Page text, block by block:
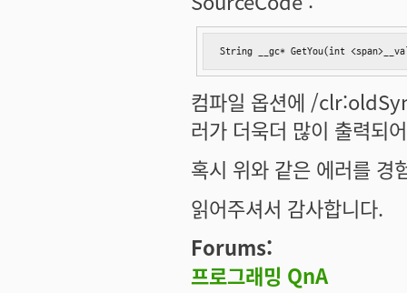
String __gc* GetYou(int
컴파일 옵션에 /
러가 더욱더 많이 출력되
혹시 위와 같은 에러를 경
읽어주셔서 감사합니다.
Forums:
프로그래밍 QnA